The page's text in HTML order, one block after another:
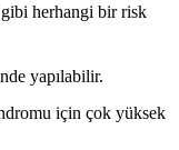
herhangi bir risk
yapılabilir.
için çok yüksek